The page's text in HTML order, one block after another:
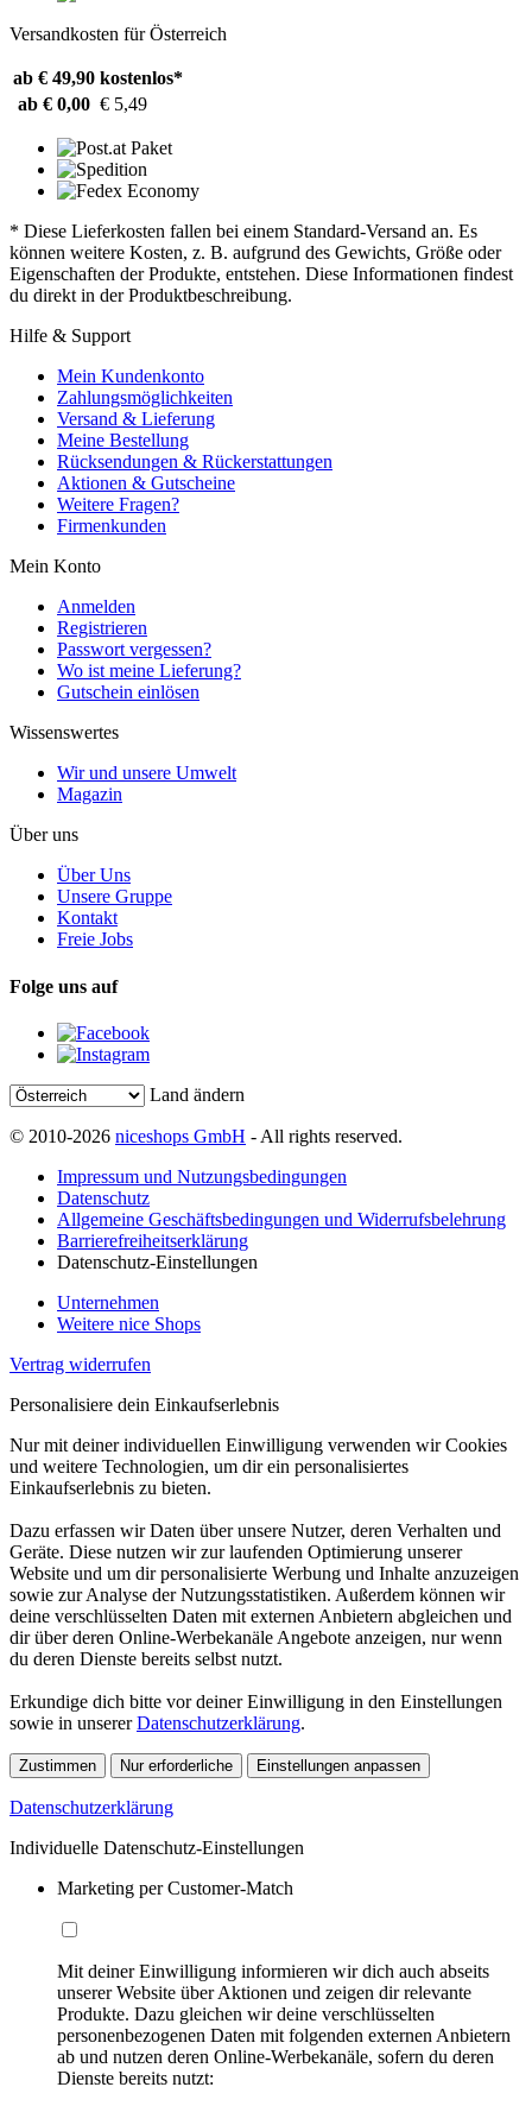
Versandkosten für Österreich
ab € 49,90 kostenlos*
ab € 0,00 € 5,49
* Diese Lieferkosten fallen bei einem Standard-Versand an. Es
können weitere Kosten, z. B. aufgrund des Gewichts, Größe oder
Eigenschaften der Produkte, entstehen. Diese Informationen findest
du direkt in der Produktbeschreibung.
Hilfe & Support
Mein Kundenkonto
Zahlungsmöglichkeiten
Versand & Lieferung
Meine Bestellung
Rücksendungen & Rückerstattungen
Aktionen & Gutscheine
Weitere Fragen?
Firmenkunden
Mein Konto
Anmelden
Registrieren
Passwort vergessen?
Wo ist meine Lieferung?
Gutschein einlösen
Wissenswertes
Wir und unsere Umwelt
Magazin
Über uns
Über Uns
Unsere Gruppe
Kontakt
Freie Jobs
Folge uns auf
Land ändern
© 2010-2026 niceshops GmbH - All rights reserved.
Impressum und Nutzungsbedingungen
Datenschutz
Allgemeine Geschäftsbedingungen und Widerrufsbelehrung
Barrierefreiheitserklärung
Datenschutz-Einstellungen
Unternehmen
Weitere nice Shops
Vertrag widerrufen
Personalisiere dein Einkaufserlebnis
Nur mit deiner individuellen Einwilligung verwenden wir Cookies
und weitere Technologien, um dir ein personalisiertes
Einkaufserlebnis zu bieten.
Dazu erfassen wir Daten über unsere Nutzer, deren Verhalten und
Geräte. Diese nutzen wir zur laufenden Optimierung unserer
Website und um dir personalisierte Werbung und Inhalte anzuzeigen
sowie zur Analyse der Nutzungsstatistiken. Außerdem können wir
deine verschlüsselten Daten mit externen Anbietern abgleichen und
dir über deren Online-Werbekanäle Angebote anzeigen, nur wenn
du deren Dienste bereits selbst nutzt.
Erkundige dich bitte vor deiner Einwilligung in den Einstellungen
sowie in unsererDatenschutzerklärung.
Zustimmen Nur erforderliche Einstellungen anpassen
Datenschutzerklärung
Individuelle Datenschutz-Einstellungen
Marketing per Customer-Match
Mit deiner Einwilligung informieren wir dich auch abseits
unserer Website über Aktionen und zeigen dir relevante
Produkte. Dazu gleichen wir deine verschlüsselten
personenbezogenen Daten mit folgenden externen Anbietern
ab und nutzen deren Online-Werbekanäle, sofern du deren
Dienste bereits nutzt: